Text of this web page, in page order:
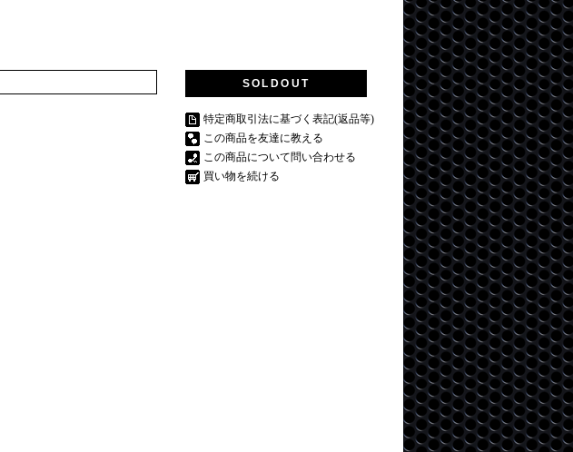
SOLDOUT
特定商取引法に基づく表記(返品等)
この商品を友達に教える
この商品について問い合わせる
買い物を続ける